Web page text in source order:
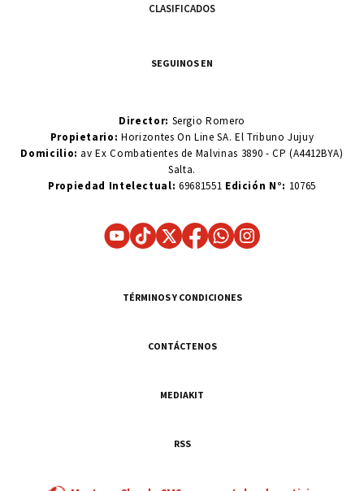
CLASIFICADOS
SEGUINOS EN
Director: Sergio Romero
Propietario:Horizontes On Line SA. El Tribuno Jujuy
Domicilio: av Ex Combatientes de Malvinas 3890 - CP (A4412BYA)
Salta.
Propiedad Intelectual: 69681551 Edición N°: 10765
TÉRMINOS Y CONDICIONES
CONTÁCTENOS
MEDIAKIT
RSS